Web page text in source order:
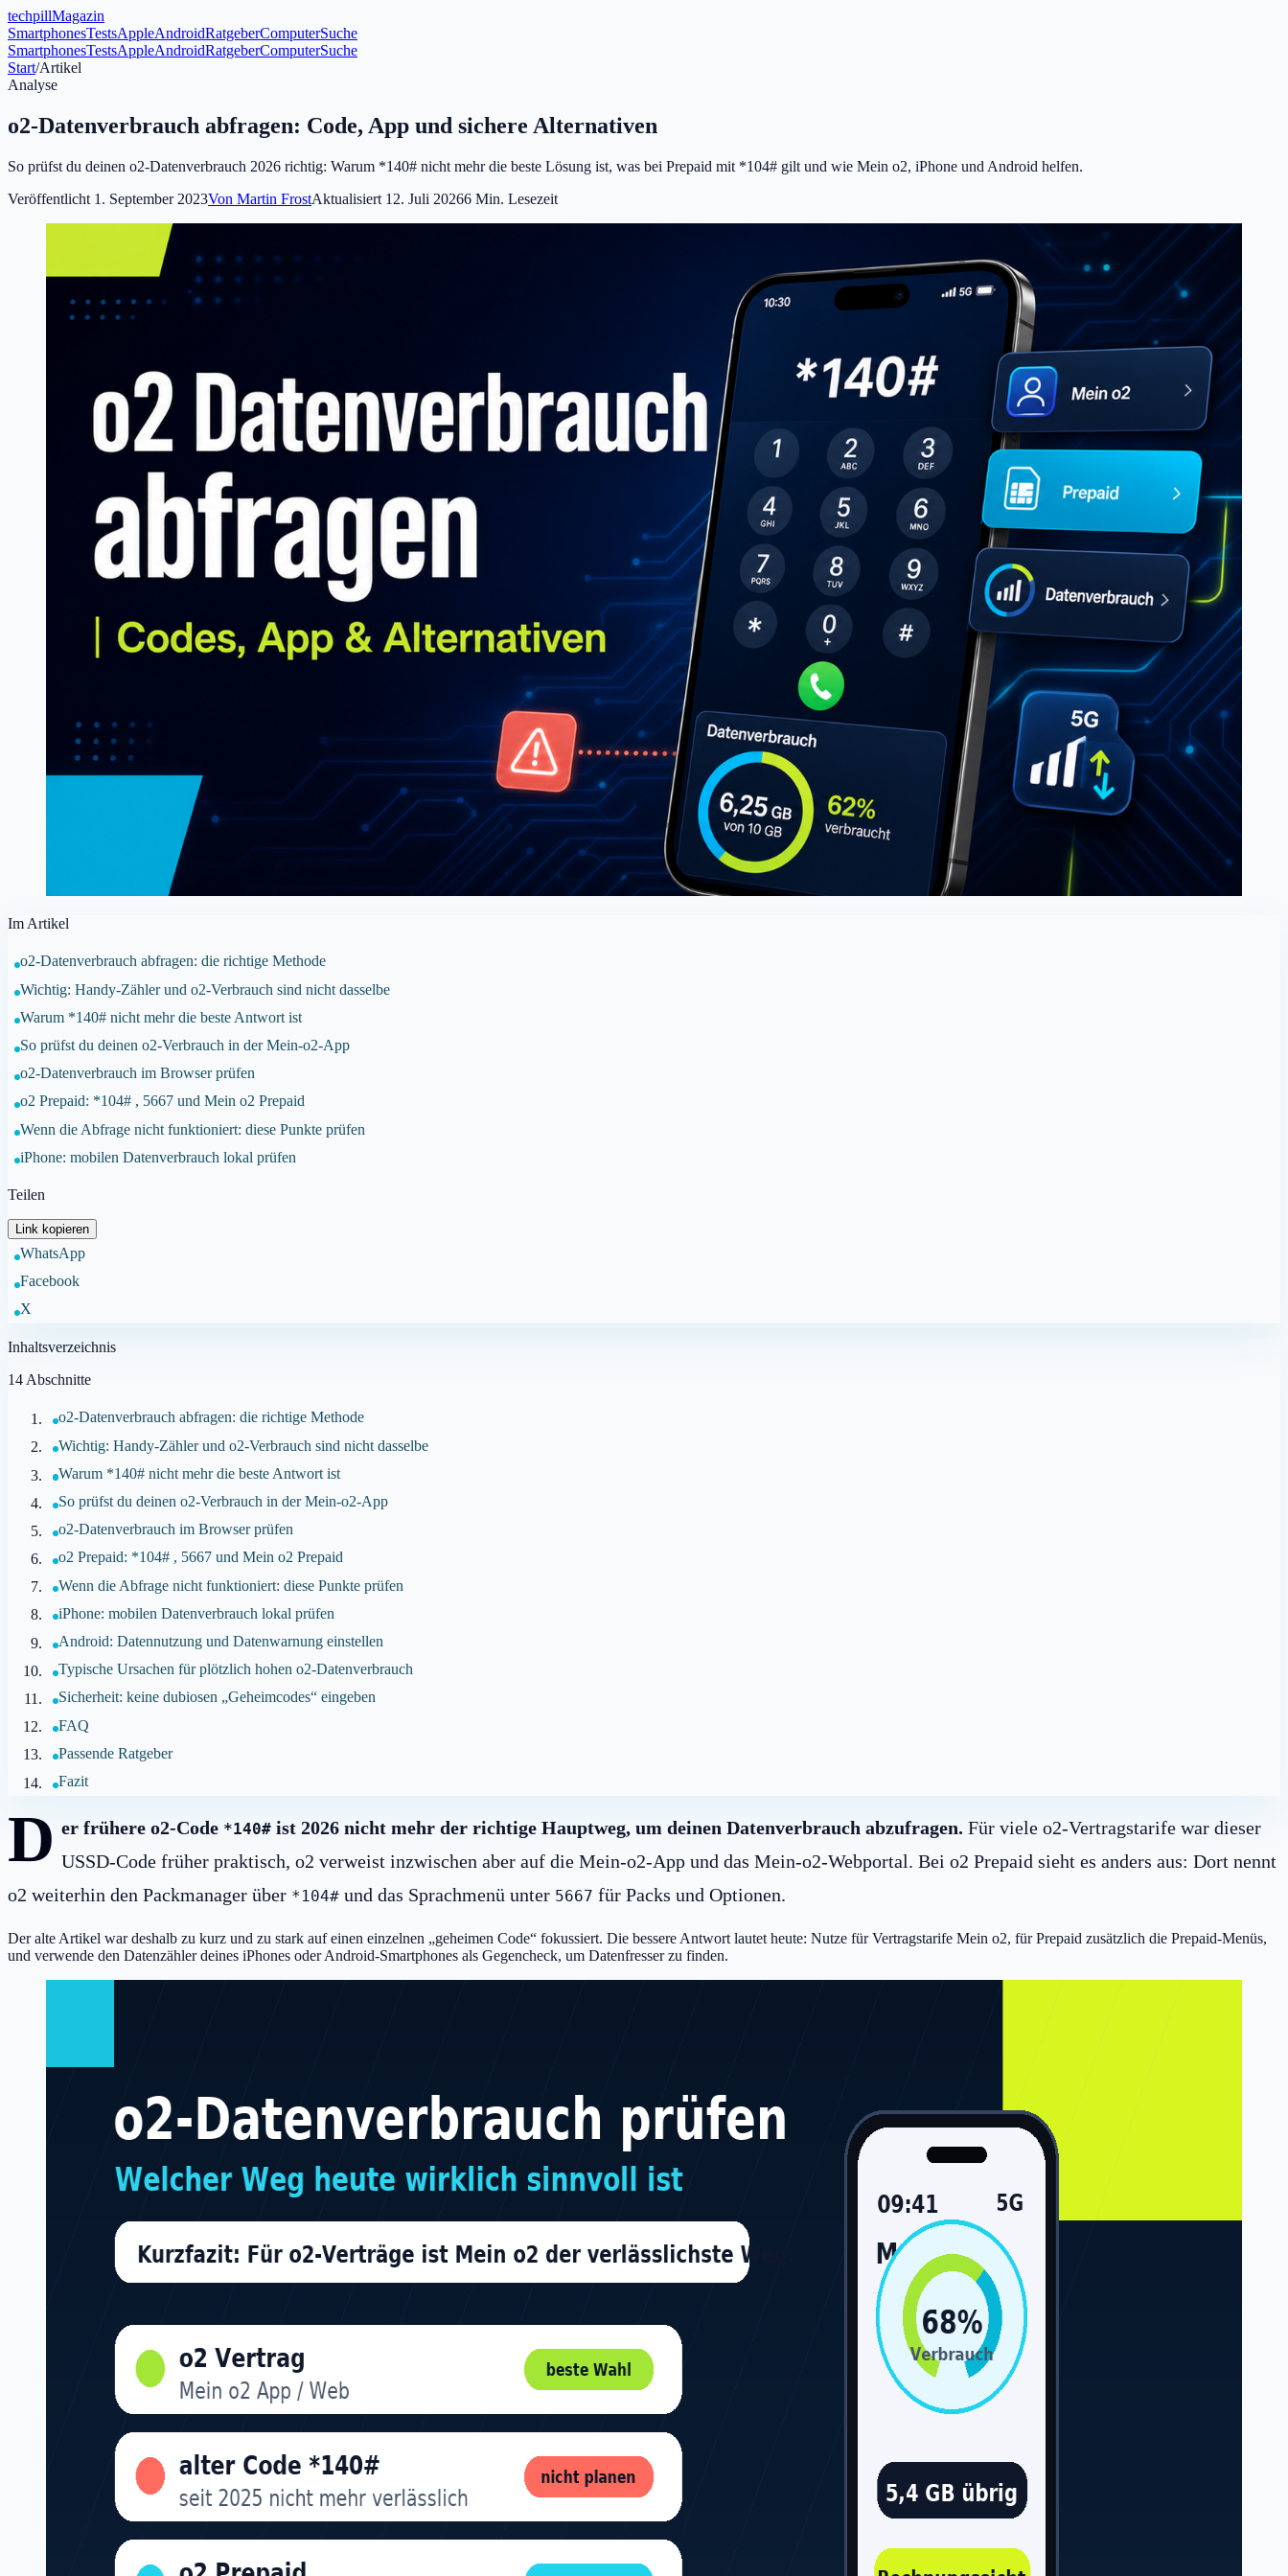
techpillMagazin
SmartphonesTestsAppleAndroidRatgeberComputerSuche
SmartphonesTestsAppleAndroidRatgeberComputerSuche
Start/Artikel
Analyse
o2-Datenverbrauch abfragen: Code, App und sichere Alternativen
So prüfst du deinen o2-Datenverbrauch 2026 richtig: Warum *140# nicht mehr die beste Lösung ist, was bei Prepaid mit *104# gilt und wie Mein o2, iPhone und Android helfen.
Veröffentlicht 1. September 2023Von Martin FrostAktualisiert 12. Juli 20266 Min. Lesezeit
Im Artikel
o2-Datenverbrauch abfragen: die richtige Methode
Wichtig: Handy-Zähler und o2-Verbrauch sind nicht dasselbe
Warum *140# nicht mehr die beste Antwort ist
So prüfst du deinen o2-Verbrauch in der Mein-o2-App
o2-Datenverbrauch im Browser prüfen
o2 Prepaid: *104# , 5667 und Mein o2 Prepaid
Wenn die Abfrage nicht funktioniert: diese Punkte prüfen
iPhone: mobilen Datenverbrauch lokal prüfen
Teilen
Link kopieren
WhatsApp
Facebook
X
Inhaltsverzeichnis
14 Abschnitte
o2-Datenverbrauch abfragen: die richtige Methode
Wichtig: Handy-Zähler und o2-Verbrauch sind nicht dasselbe
Warum *140# nicht mehr die beste Antwort ist
So prüfst du deinen o2-Verbrauch in der Mein-o2-App
o2-Datenverbrauch im Browser prüfen
o2 Prepaid: *104# , 5667 und Mein o2 Prepaid
Wenn die Abfrage nicht funktioniert: diese Punkte prüfen
iPhone: mobilen Datenverbrauch lokal prüfen
Android: Datennutzung und Datenwarnung einstellen
Typische Ursachen für plötzlich hohen o2-Datenverbrauch
Sicherheit: keine dubiosen „Geheimcodes“ eingeben
FAQ
Passende Ratgeber
Fazit
D er frühere o2-Code *140# ist 2026 nicht mehr der richtige Hauptweg, um deinen Datenverbrauch abzufragen. Für viele o2-Vertragstarife war dieser
USSD-Code früher praktisch, o2 verweist inzwischen aber auf die Mein-o2-App und das Mein-o2-Webportal. Bei o2 Prepaid sieht es anders aus: Dort nennt
o2 weiterhin den Packmanager über *104# und das Sprachmenü unter 5667 für Packs und Optionen.
Der alte Artikel war deshalb zu kurz und zu stark auf einen einzelnen „geheimen Code“ fokussiert. Die bessere Antwort lautet heute: Nutze für Vertragstarife Mein o2, für Prepaid zusätzlich die Prepaid-Menüs,
und verwende den Datenzähler deines iPhones oder Android-Smartphones als Gegencheck, um Datenfresser zu finden.